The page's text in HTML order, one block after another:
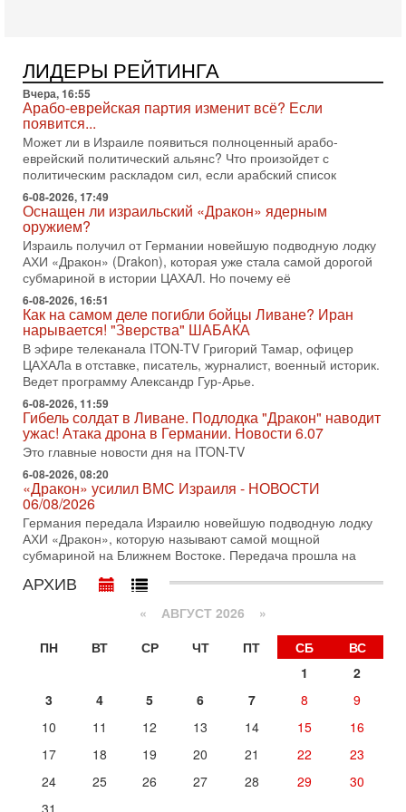
«Русский голос» Израиля: кто заберет его на этот
раз?
Голоса русскоязычных репатриантов не раз кардинально
меняли политический ландшафт Израиля. Достаточно
вспомнить взлет партии «Исраэль ба-алия», когда
31-07-2026, 17:00
Тайны закрытых дверей: о чём на самом деле
молчат Трамп и Нетаньяху?
Недавний визит премьер-министра Израиля Биньямина
Нетаньяху в США и его встреча с Дональдом Трампом
оставили больше вопросов, чем ответов. Полная
31-07-2026, 15:18
Иран готовит покушение на Нетаниягу! Трамп не
хочет эскалации, но КСИР готовит взрыв!
В эфире телеканала ITON-TV СЕРГЕЙ МИГДАЛЬ, эксперт
по вопросам безопасности, офицер запаса
Международного управления полиции Израиля, автор
31-07-2026, 09:02
Битва за разоружение ХАМАСа - НОВОСТИ
31/07/2026
Сегодня президент США Дональд Трамп заявил о
достижении исторического соглашения о полном
разоружении ХАМАСа и других вооруженных группировок в
30-07-2026, 17:59
Иран доведет Трампа до крайних мер? Разбор и
оценка от военного обозревателя Давида Шарпа
Ситуация вокруг противостояния Ирана и США накаляется
с каждым днем. Почему Трамп в самый последний момент
отменил решение о нанесении тяжелых ударов
30-07-2026, 16:54
Покупатель авиакомпании «Аркия» намерен
запретить полеты по субботам!
Вокруг возможной продажи авиакомпании «Аркия»
разгорается громкий конфликт.
Президент США Дональд Трамп сегодня рассматривает
возможность масштабной военной операции против Ирана
Вчера, 16:55
Арабо-еврейская партия изменит всё? Если
ЛИДЕРЫ РЕЙТИНГА
Вчера, 16:55
Арабо-еврейская партия изменит всё? Если
появится...
Может ли в Израиле появиться полноценный арабо-
еврейский политический альянс? Что произойдет с
политическим раскладом сил, если арабский список
6-08-2026, 17:49
Оснащен ли израильский «Дракон» ядерным
оружием?
Израиль получил от Германии новейшую подводную лодку
АХИ «Дракон» (Drakon), которая уже стала самой дорогой
субмариной в истории ЦАХАЛ. Но почему её
6-08-2026, 16:51
Как на самом деле погибли бойцы Ливане? Иран
нарывается! "Зверства" ШАБАКА
В эфире телеканала ITON-TV Григорий Тамар, офицер
ЦАХАЛа в отставке, писатель, журналист, военный историк.
Ведет программу Александр Гур-Арье.
6-08-2026, 11:59
Гибель солдат в Ливане. Подлодка "Дракон" наводит
ужас! Атака дрона в Германии. Новости 6.07
Это главные новости дня на ITON-TV
6-08-2026, 08:20
«Дракон» усилил ВМС Израиля - НОВОСТИ
06/08/2026
Германия передала Израилю новейшую подводную лодку
АХИ «Дракон», которую называют самой мощной
субмариной на Ближнем Востоке. Передача прошла на
АРХИВ
« АВГУСТ 2026 »
ПН
ВТ СР ЧТ ПТ СБ
ВС
1
2
3
4 5 6 7 8
9
10
11 12 13 14 15
16
17
18 19 20 21 22
23
24
25 26 27 28 29
30